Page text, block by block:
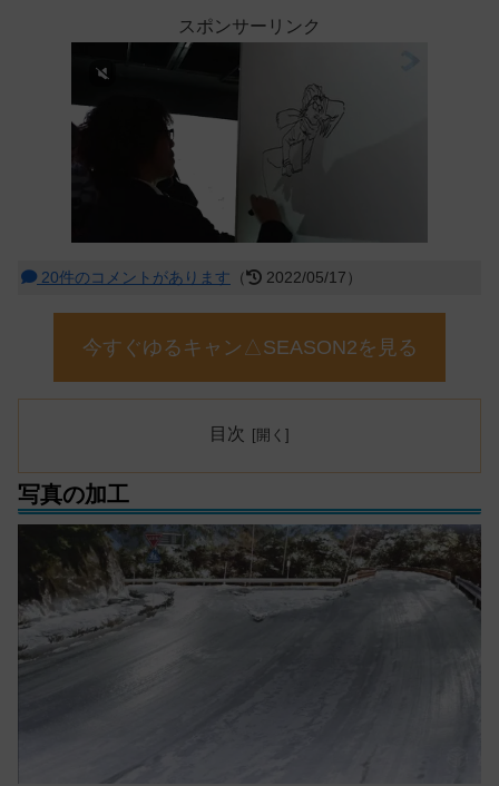
スポンサーリンク
20件のコメントがあります （ 2022/05/17）
今すぐゆるキャン△SEASON2を見る
目次
写真の加工